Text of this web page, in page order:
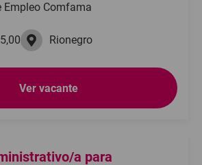
Empleo Comfama
Rionegro
Ver vacante
a para